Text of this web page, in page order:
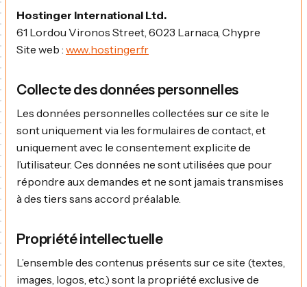
Hostinger International Ltd.
61 Lordou Vironos Street, 6023 Larnaca, Chypre
Site web : www.hostinger.fr
Collecte des données personnelles
Les données personnelles collectées sur ce site le
sont uniquement via les formulaires de contact, et
uniquement avec le consentement explicite de
l’utilisateur. Ces données ne sont utilisées que pour
répondre aux demandes et ne sont jamais transmises
à des tiers sans accord préalable.
Propriété intellectuelle
L’ensemble des contenus présents sur ce site (textes,
images, logos, etc.) sont la propriété exclusive de